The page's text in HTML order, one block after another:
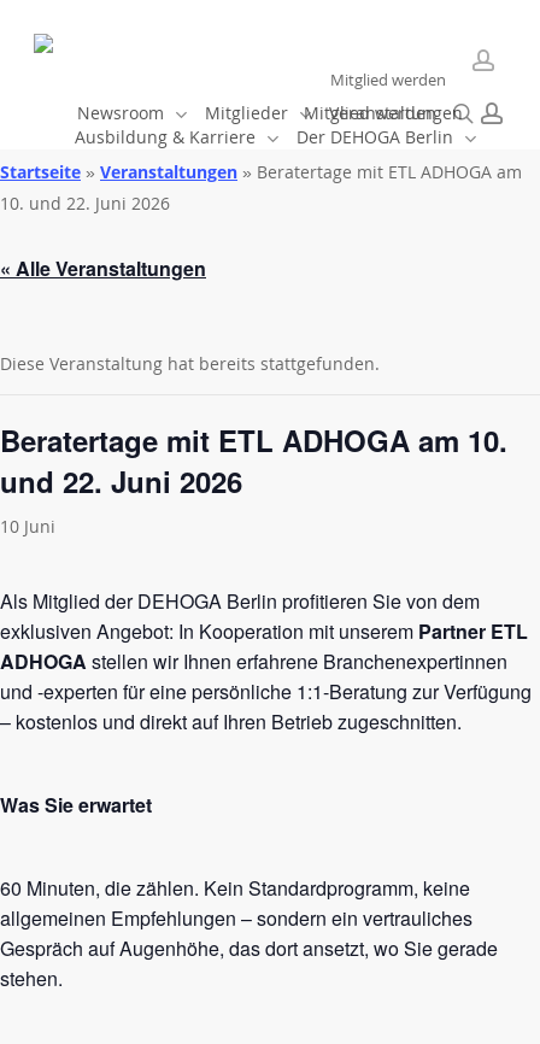
Mitglied werden
Newsroom Mitglieder
Veranstaltungen
Ausbildung & Karriere
Der DEHOGA Berlin
Mitglied werden search
Startseite » Veranstaltungen » Beratertage mit ETL ADHOGA am
10. und 22. Juni 2026
« Alle Veranstaltungen
Diese Veranstaltung hat bereits stattgefunden.
Beratertage mit ETL ADHOGA am 10.
und 22. Juni 2026
10 Juni
Als Mitglied der DEHOGA Berlin profitieren Sie von dem
exklusiven Angebot: In Kooperation mit unserem Partner ETL
ADHOGA stellen wir Ihnen erfahrene Branchenexpertinnen
und -experten für eine persönliche 1:1-Beratung zur Verfügung
– kostenlos und direkt auf Ihren Betrieb zugeschnitten.
Was Sie erwartet
60 Minuten, die zählen. Kein Standardprogramm, keine
allgemeinen Empfehlungen – sondern ein vertrauliches
Gespräch auf Augenhöhe, das dort ansetzt, wo Sie gerade
stehen.